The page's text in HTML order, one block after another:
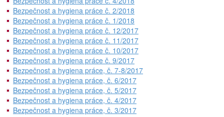
Bezpečnost a hygiena práce č. 2/2018
Bezpečnost a hygiena práce č. 1/2018
Bezpečnost a hygiena práce č. 12/2017
Bezpečnost a hygiena práce č. 11/2017
Bezpečnost a hygiena práce č. 10/2017
Bezpečnost a hygiena práce č. 9/2017
Bezpečnost a hygiena práce, č. 7-8/2017
Bezpečnost a hygiena práce, č. 6/2017
Bezpečnost a hygiena práce, č. 5/2017
Bezpečnost a hygiena práce, č. 4/2017
Bezpečnost a hygiena práce, č. 3/2017